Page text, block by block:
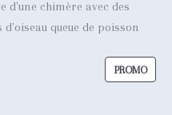
PROMOP